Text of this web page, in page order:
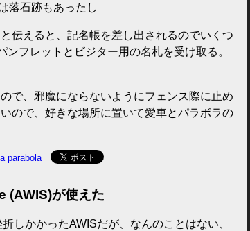
落石跡もあったし
伝えると、記名帳を差し出されるのでいくつ
フレットとビジター用の名札を受け取る。
で、邪魔にならないようにフェンス際に止め
ので、好きな場所に置いて愛車とパラボラの
parabola
が使えた
折しかかったAWISだが、なんのことはない、